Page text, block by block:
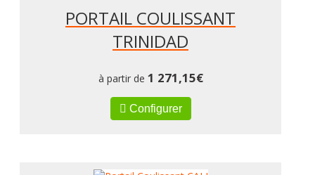
PORTAIL COULISSANT
TRINIDAD
à partir de 1 271,15€
Configurer